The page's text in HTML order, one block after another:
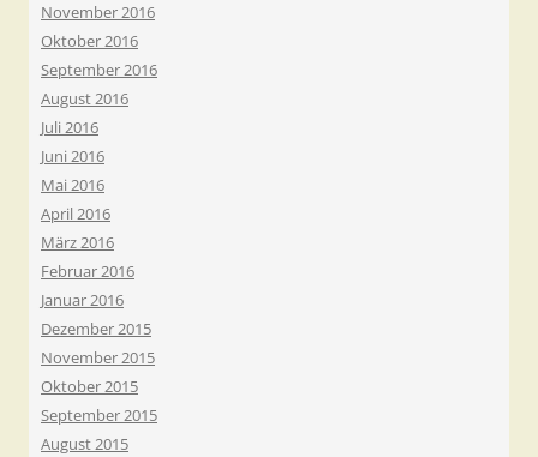
November 2016
Oktober 2016
September 2016
August 2016
Juli 2016
Juni 2016
Mai 2016
April 2016
März 2016
Februar 2016
Januar 2016
Dezember 2015
November 2015
Oktober 2015
September 2015
August 2015